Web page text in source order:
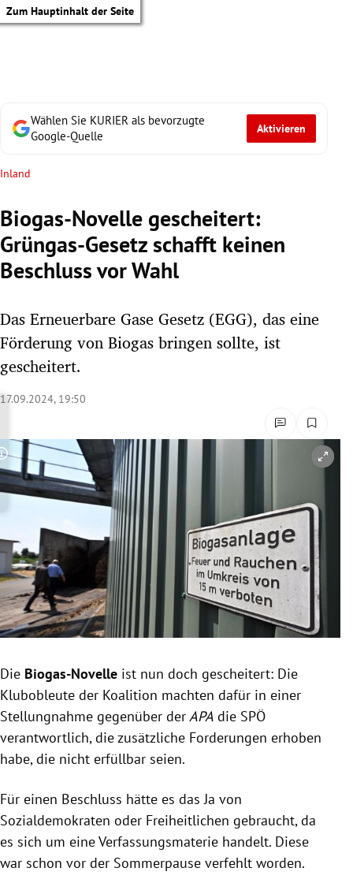
Zum Hauptinhalt der Seite
Untermenü
Untermenü
Untermenü
Untermenü
Untermenü
Untermenü
Untermenü
Untermenü
Wählen Sie KURIER als bevorzugte
Google-Quelle
Aktivieren
Inland
Biogas-Novelle gescheitert:
Grüngas-Gesetz schafft keinen
Beschluss vor Wahl
Das Erneuerbare Gase Gesetz (EGG), das eine
Förderung von Biogas bringen sollte, ist
gescheitert.
17.09.2024, 19:50
Copyright-Hinweis öffnen/schließen
Die Biogas-Novelle ist nun doch gescheitert: Die
Klubobleute der Koalition machten dafür in einer
Stellungnahme gegenüber derAPA die SPÖ
verantwortlich, die zusätzliche Forderungen erhoben
habe, die nicht erfüllbar seien.
Für einen Beschluss hätte es das Ja von
Sozialdemokraten oder Freiheitlichen gebraucht, da
es sich um eine Verfassungsmaterie handelt. Diese
war schon vor der Sommerpause verfehlt worden.